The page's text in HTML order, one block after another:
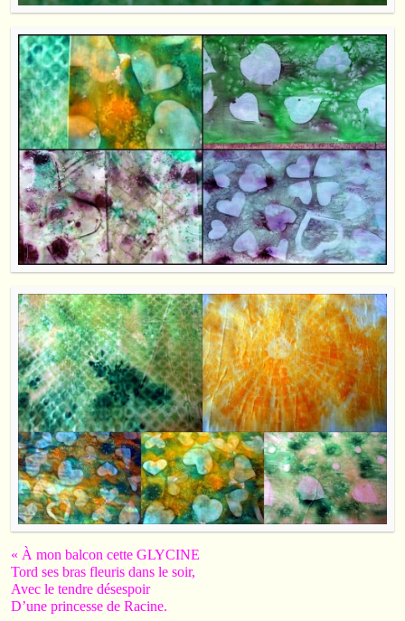
« À mon balcon cette GLYCINE
Tord ses bras fleuris dans le soir,
Avec le tendre désespoir
D’une princesse de Racine.